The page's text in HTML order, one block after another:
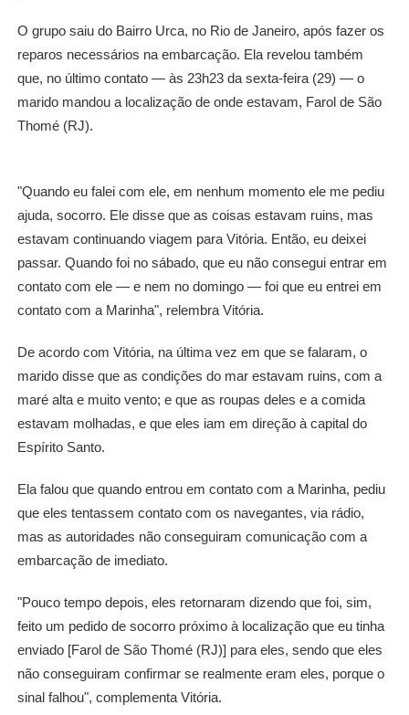
O grupo saiu do Bairro Urca, no Rio de Janeiro, após fazer os
reparos necessários na embarcação. Ela revelou também
que, no último contato — às 23h23 da sexta-feira (29) — o
marido mandou a localização de onde estavam, Farol de São
Thomé (RJ).
"Quando eu falei com ele, em nenhum momento ele me pediu
ajuda, socorro. Ele disse que as coisas estavam ruins, mas
estavam continuando viagem para Vitória. Então, eu deixei
passar. Quando foi no sábado, que eu não consegui entrar em
contato com ele — e nem no domingo — foi que eu entrei em
contato com a Marinha", relembra Vitória.
De acordo com Vitória, na última vez em que se falaram, o
marido disse que as condições do mar estavam ruins, com a
maré alta e muito vento; e que as roupas deles e a comida
estavam molhadas, e que eles iam em direção à capital do
Espírito Santo.
Ela falou que quando entrou em contato com a Marinha, pediu
que eles tentassem contato com os navegantes, via rádio,
mas as autoridades não conseguiram comunicação com a
embarcação de imediato.
"Pouco tempo depois, eles retornaram dizendo que foi, sim,
feito um pedido de socorro próximo à localização que eu tinha
enviado [Farol de São Thomé (RJ)] para eles, sendo que eles
não conseguiram confirmar se realmente eram eles, porque o
sinal falhou", complementa Vitória.